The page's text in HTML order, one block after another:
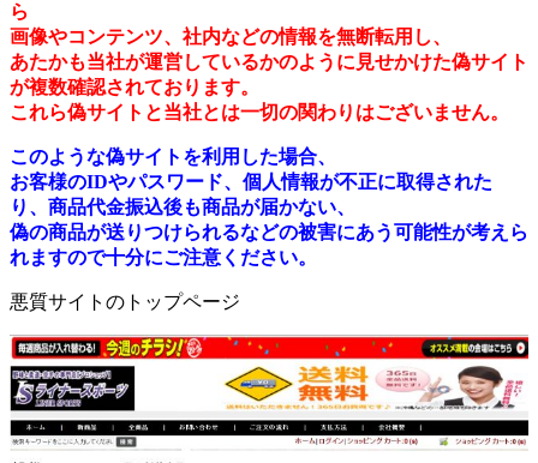
ら
画像やコンテンツ、社内などの情報を無断転用し、
あたかも当社が運営しているかのように見せかけた偽サイト
が複数確認されております。
これら偽サイトと当社とは一切の関わりはございません。
このような偽サイトを利用した場合、
お客様のIDやパスワード、個人情報が不正に取得された
り、商品代金振込後も商品が届かない、
偽の商品が送りつけられるなどの被害にあう可能性が考えら
れますので十分にご注意ください。
悪質サイトのトップページ